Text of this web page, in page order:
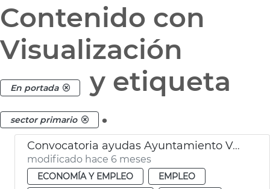
Contenido con
Visualización
En portada y etiqueta
sector primario .
Convocatoria ayudas Ayuntamiento València sector primario
modificado hace 6 meses
ECONOMÍA Y EMPLEO
EMPLEO